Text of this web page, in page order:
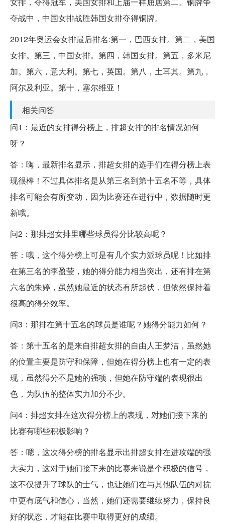
夺战中，中国女排战胜韩国女排夺得铜牌。
2012年奥运会女排最后排名:第一，巴西女排。第二，美国
女排。第三，中国女排。第四，韩国女排。第五，多米尼
加。第六，意大利。第七，英国。第八，土耳其。第九，
阿尔及利亚。第十，塞尔维亚！
相关问答
问1：最近的女排得分榜上，排超女排的排名情况如何
呀？
答：嗨，最新排名显示，排超女排的选手们在得分榜上表
现很棒！不过具体排名是从第三名到第十五名不等，具体
排名可能会有所变动，因为比赛还在进行中，数据随时更
新哦。
问2：那排超女排里哪些球员得分比较高呢？
答：哦，这个得分榜上可是有几个实力派球员呢！比如排
在第三名的李盈莹，她的得分能力相当突出，还有排在第
六名的朱婷，虽然她最近的状态有所起伏，但依然保持着
很高的得分效率。
问3：那排在第十五名的球员是谁呢？她得分能力如何？
答：第十五名的是来自排超女排的自由人王梦洁，虽然她
的位置主要是防守和保障，但她在得分榜上也有一定的表
现，虽然得分不是她的强项，但她在防守端的表现很出
色，为队伍的整体实力加分不少。
问4：排超女排在这次得分榜上的表现，对她们接下来的
比赛有哪些积极影响？
答：嗯，这次得分榜的排名显示出排超女排在进攻端的强
大实力，这对于她们接下来的比赛来说是个积极的信号，
这不仅提升了球队的士气，也让她们在与其他队伍的对抗
中更有底气和信心，当然，她们还需要继续努力，保持良
好的状态，才能在比赛中取得更好的成绩。